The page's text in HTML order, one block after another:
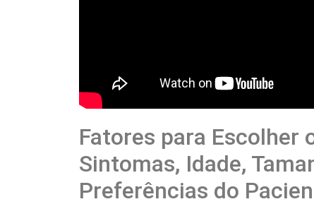
Fatores para Escolher
Sintomas, Idade,
Preferências do